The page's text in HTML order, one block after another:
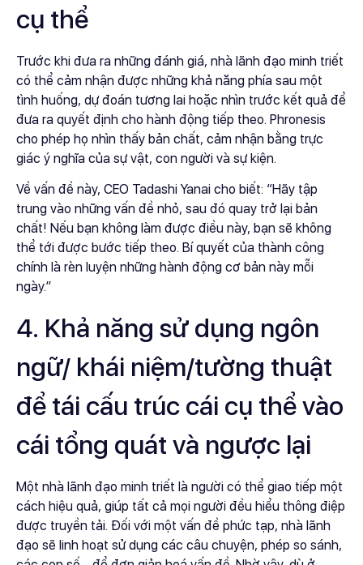
cụ thể
Trước khi đưa ra những đánh giá, nhà lãnh đạo minh triết
có thể cảm nhận được những khả năng phía sau một
tình huống, dự đoán tương lai hoặc nhìn trước kết quả để
đưa ra quyết định cho hành động tiếp theo. Phronesis
cho phép họ nhìn thấy bản chất, cảm nhận bằng trực
giác ý nghĩa của sự vật, con người và sự kiện.
Về vấn đề này, CEO Tadashi Yanai cho biết: “Hãy tập
trung vào những vấn đề nhỏ, sau đó quay trở lại bản
chất! Nếu bạn không làm được điều này, bạn sẽ không
thể tới được bước tiếp theo. Bí quyết của thành công
chính là rèn luyện những hành động cơ bản này mỗi
ngày.”
4. Khả năng sử dụng ngôn
ngữ/ khái niệm/tường thuật
để tái cấu trúc cái cụ thể vào
cái tổng quát và ngược lại
Một nhà lãnh đạo minh triết là người có thể giao tiếp một
cách hiệu quả, giúp tất cả mọi người đều hiểu thông điệp
được truyền tải. Đối với một vấn đề phức tạp, nhà lãnh
đạo sẽ linh hoạt sử dụng các câu chuyện, phép so sánh,